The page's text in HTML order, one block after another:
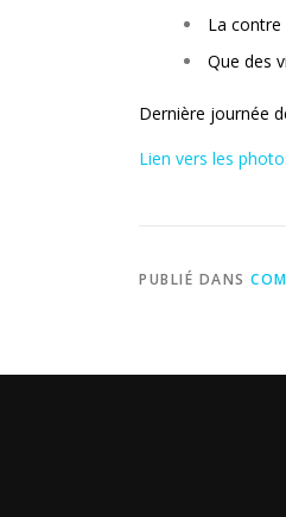
La contre
Que des
Dernière journée
Lien vers les
PUBLIÉ DANS